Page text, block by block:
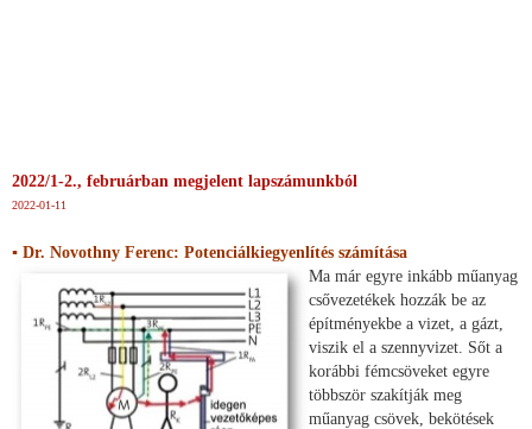
2022/1-2., februárban megjelent lapszámunkból
2022-01-11
▪ Dr. Novothny Ferenc: Potenciálkiegyenlítés számítása
Ma már egyre inkább műanyag
csővezetékek hozzák be az
építményekbe a vizet, a gázt,
viszik el a szennyvizet. Sőt a
korábbi fémcsöveket egyre
többször szakítják meg
műanyag csövek, bekötések